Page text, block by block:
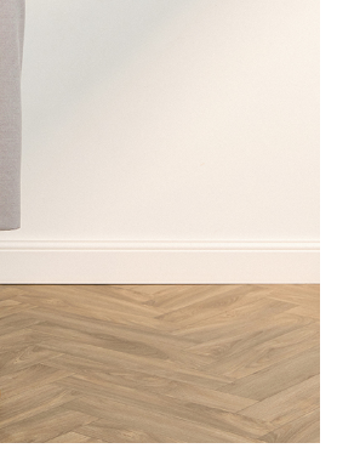
Підпишіться на
знижки та